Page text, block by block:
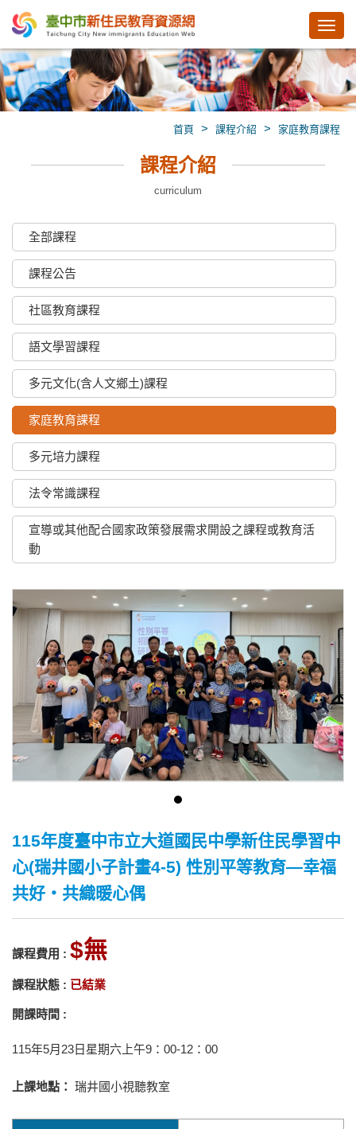
首頁 > 課程介紹 > 家庭教育課程
課程介紹
curriculum
全部課程
課程公告
社區教育課程
語文學習課程
多元文化(含人文鄉土)課程
家庭教育課程
多元培力課程
法令常識課程
宣導或其他配合國家政策發展需求開設之課程或教育活
動
115年度臺中市立大道國民中學新住民學習中
心(瑞井國小子計畫4-5) 性別平等教育—幸福
共好‧共織暖心偶
課程費用 : 無
課程狀態 : 已結業
開課時間 :
115年5月23日星期六上午9：00-12：00
上課地點： 瑞井國小視聽教室